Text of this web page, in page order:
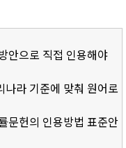
안으로 직접 인용해야
나라 기준에 맞춰 원어로
문헌의 인용방법 표준안